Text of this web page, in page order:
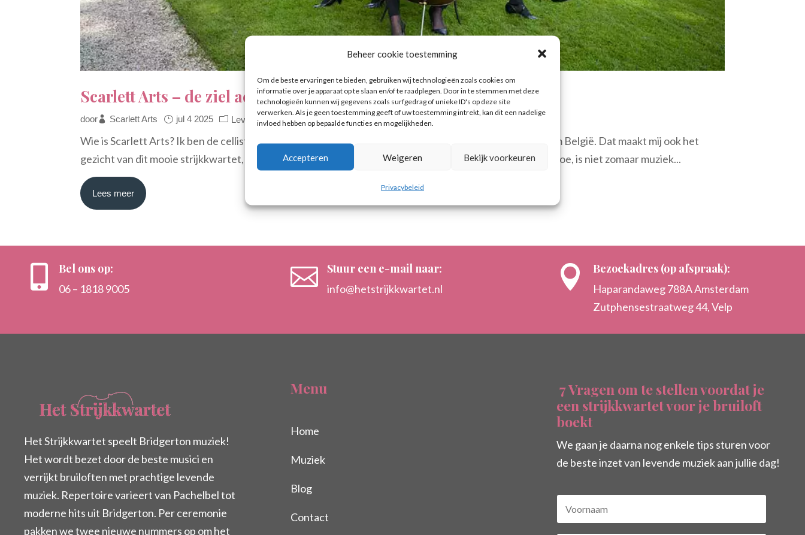
Beheer cookie toestemming
Om de beste ervaringen te bieden, gebruiken wij technologieën zoals cookies om
informatie over je apparaat op te slaan en/of te raadplegen. Door in te stemmen met deze
technologieën kunnen wij gegevens zoals surfgedrag of unieke ID's op deze site
verwerken. Als je geen toestemming geeft of uw toestemming intrekt, kan dit een nadelige
invloed hebben op bepaalde functies en mogelijkheden.
Accepteren Weigeren Bekijk voorkeuren
Privacybeleid
Scarlett Arts – de ziel achter Het Strijkkwartet
door Scarlett Arts jul 4 2025 Levende muziek
Wie is Scarlett Arts? Ik ben de cellist en contactpersoon van Het Strijkkwartet Team Nederland en Team België. Dat maakt mij ook het
gezicht van dit mooie strijkkwartet, met naast mij tal van toegewijde fijne getalenteerde musici. Wat ik doe, is niet zomaar muziek...
Lees meer
 Bel ons op:
06 – 1818 9005  Stuur een e-mail naar:
info@hetstrijkkwartet.nl  Bezoekadres (op afspraak):
Haparandaweg 788A Amsterdam
Zutphensestraatweg 44, Velp
Het Strijkkwartet speelt Bridgerton muziek!
Het wordt bezet door de beste musici en
verrijkt bruiloften met prachtige levende
muziek. Repertoire varieert van Pachelbel tot
moderne hits uit Bridgerton. Per ceremonie
pakken we twee nieuwe nummers op om het
Menu
Home
Muziek
Blog
Contact
7 Vragen om te stellen voordat je
een strijkkwartet voor je bruiloft
boekt
We gaan je daarna nog enkele tips sturen voor
de beste inzet van levende muziek aan jullie dag!